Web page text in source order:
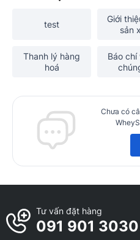
test
Giới
sản
Thanh lý hàng
hoá
Báo
Chưa có
Tư vấn đặt hàng
091 901 3030